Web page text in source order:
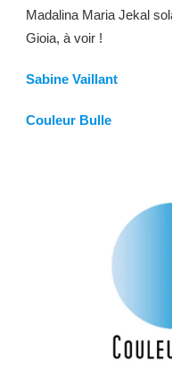
Madalina Maria Jekal
Gioia, à voir !
Sabine Vaillant
Couleur Bulle